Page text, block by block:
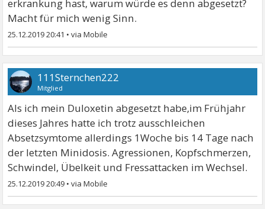
erkrankung hast, warum würde es denn abgesetzt?
Macht für mich wenig Sinn.
25.12.2019 20:41 •
111Sternchen222
Mitglied
Als ich mein Duloxetin abgesetzt habe,im Frühjahr
dieses Jahres hatte ich trotz ausschleichen
Absetzsymtome allerdings 1Woche bis 14 Tage nach
der letzten Minidosis. Agressionen, Kopfschmerzen,
Schwindel, Übelkeit und Fressattacken im Wechsel.
25.12.2019 20:49 •